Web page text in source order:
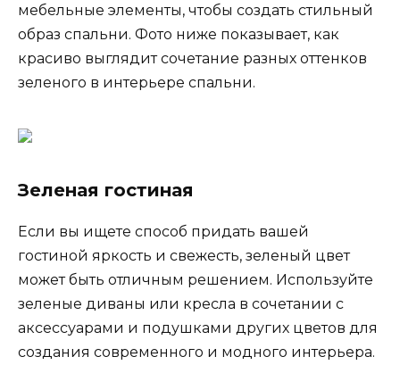
мебельные элементы, чтобы создать стильный
образ спальни. Фото ниже показывает, как
красиво выглядит сочетание разных оттенков
зеленого в интерьере спальни.
Зеленая гостиная
Если вы ищете способ придать вашей
гостиной яркость и свежесть, зеленый цвет
может быть отличным решением. Используйте
зеленые диваны или кресла в сочетании с
аксессуарами и подушками других цветов для
создания современного и модного интерьера.